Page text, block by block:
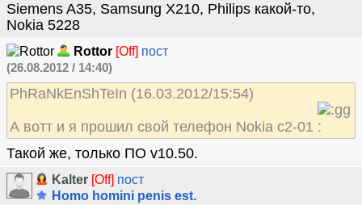
Siemens A35, Samsung X210, Philips какой-то,
Nokia 5228
Rottor [Off] пост
(26.08.2012 / 14:40)
PhRaNkEnShTeIn (16.03.2012/15:54)
А вотт и я прошил свой телефон Nokia c2-01
Такой же, только ПО v10.50.
Kalter [Off] пост
Homo homini penis est.